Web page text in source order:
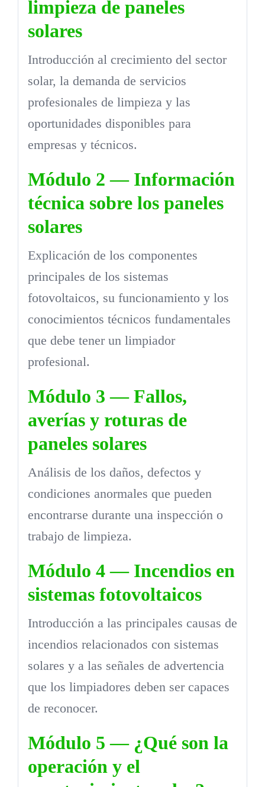
limpieza de paneles
solares
Introducción al crecimiento del sector
solar, la demanda de servicios
profesionales de limpieza y las
oportunidades disponibles para
empresas y técnicos.
Módulo 2 — Información
técnica sobre los paneles
solares
Explicación de los componentes
principales de los sistemas
fotovoltaicos, su funcionamiento y los
conocimientos técnicos fundamentales
que debe tener un limpiador
profesional.
Módulo 3 — Fallos,
averías y roturas de
paneles solares
Análisis de los daños, defectos y
condiciones anormales que pueden
encontrarse durante una inspección o
trabajo de limpieza.
Módulo 4 — Incendios en
sistemas fotovoltaicos
Introducción a las principales causas de
incendios relacionados con sistemas
solares y a las señales de advertencia
que los limpiadores deben ser capaces
de reconocer.
Módulo 5 — ¿Qué son la
operación y el